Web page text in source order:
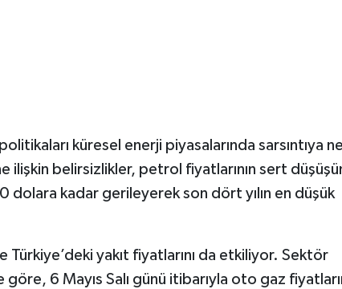
küresel enerji piyasalarında sarsıntıya
belirsizlikler, petrol fiyatlarının sert
dolara kadar gerileyerek son dört yılın en düşük
Türkiye’deki yakıt fiyatlarını da etkiliyor. Sektör
6 Mayıs Salı günü itibarıyla oto gaz